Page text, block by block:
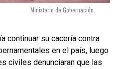
Ministerio de Gobernación.
continuar su cacería contra
en el país, luego
civiles denunciaran que las